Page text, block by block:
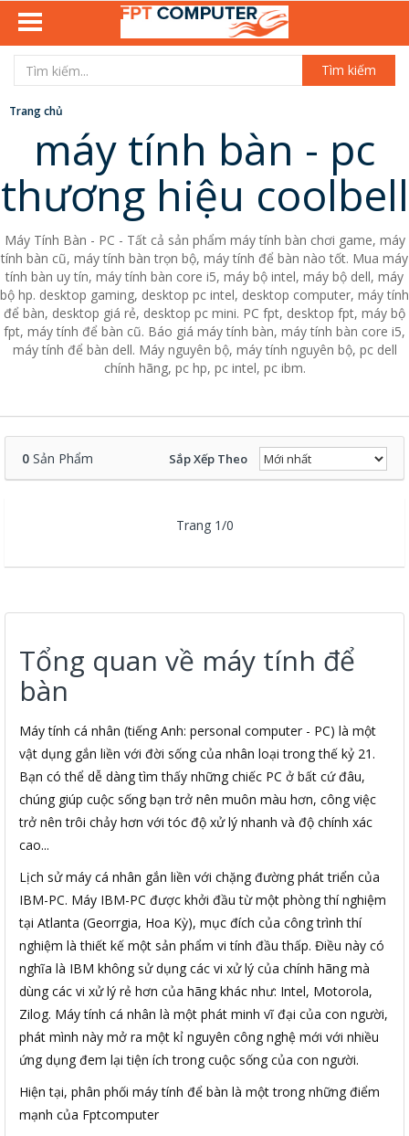
Tìm kiếm
Trang chủ
máy tính bàn - pc
thương hiệu coolbell
Máy Tính Bàn - PC - Tất cả sản phẩm máy tính bàn chơi game, máy
tính bàn cũ, máy tính bàn trọn bộ, máy tính để bàn nào tốt. Mua máy
tính bàn uy tín, máy tính bàn core i5, máy bộ intel, máy bộ dell, máy
bộ hp. desktop gaming, desktop pc intel, desktop computer, máy tính
để bàn, desktop giá rẻ, desktop pc mini. PC fpt, desktop fpt, máy bộ
fpt, máy tính để bàn cũ. Báo giá máy tính bàn, máy tính bàn core i5,
máy tính để bàn dell. Máy nguyên bộ, máy tính nguyên bộ, pc dell
chính hãng, pc hp, pc intel, pc ibm.
0 Sản Phẩm Sắp Xếp Theo
Trang 1/0
Tổng quan về máy tính để
bàn
Máy tính cá nhân (tiếng Anh: personal computer - PC) là một
vật dụng gắn liền với đời sống của nhân loại trong thế kỷ 21.
Bạn có thể dễ dàng tìm thấy những chiếc PC ở bất cứ đâu,
chúng giúp cuộc sống bạn trở nên muôn màu hơn, công việc
trở nên trôi chảy hơn với tóc độ xử lý nhanh và độ chính xác
cao...
Lịch sử máy cá nhân gắn liền với chặng đường phát triển của
IBM-PC. Máy IBM-PC được khởi đầu từ một phòng thí nghiệm
tại Atlanta (Georrgia, Hoa Kỳ), mục đích của công trình thí
nghiệm là thiết kế một sản phẩm vi tính đầu thấp. Điều này có
nghĩa là IBM không sử dụng các vi xử lý của chính hãng mà
dùng các vi xử lý rẻ hơn của hãng khác như: Intel, Motorola,
Zilog. Máy tính cá nhân là một phát minh vĩ đại của con người,
phát mình này mở ra một kỉ nguyên công nghệ mới với nhiều
ứng dụng đem lại tiện ích trong cuộc sống của con người.
Hiện tại, phân phối máy tính để bàn là một trong những điểm
mạnh của Fptcomputer